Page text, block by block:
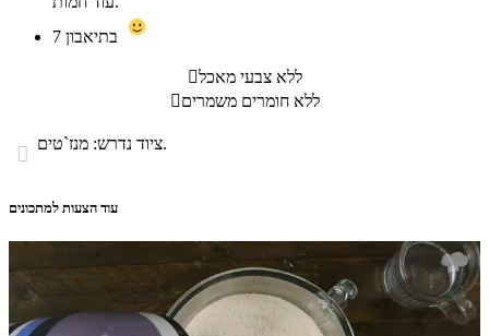
7
ללא צבעי מאכל
ללא חומרים משמרים
 ציוד נדרש: מנז`טים.
עוד הצעות למתכונים